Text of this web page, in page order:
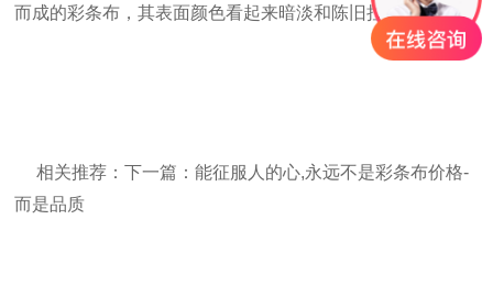
而成的彩条布，其表面颜色看起来暗淡和陈旧拉伸力极差。
相关推荐：下一篇：能征服人的心,永远不是彩条布价格-
而是品质